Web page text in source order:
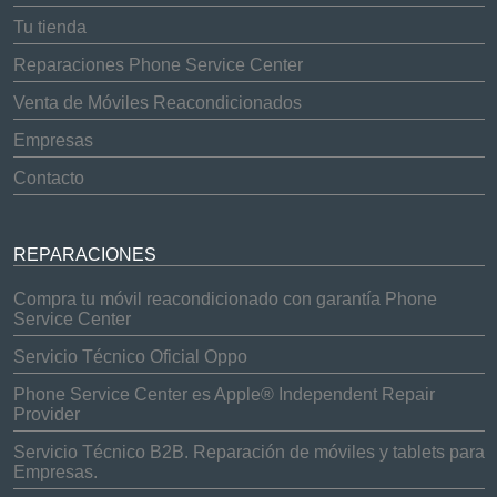
Tu tienda
Reparaciones Phone Service Center
Venta de Móviles Reacondicionados
Empresas
Contacto
REPARACIONES
Compra tu móvil reacondicionado con garantía Phone
Service Center
Servicio Técnico Oficial Oppo
Phone Service Center es Apple® Independent Repair
Provider
Servicio Técnico B2B. Reparación de móviles y tablets para
Empresas.